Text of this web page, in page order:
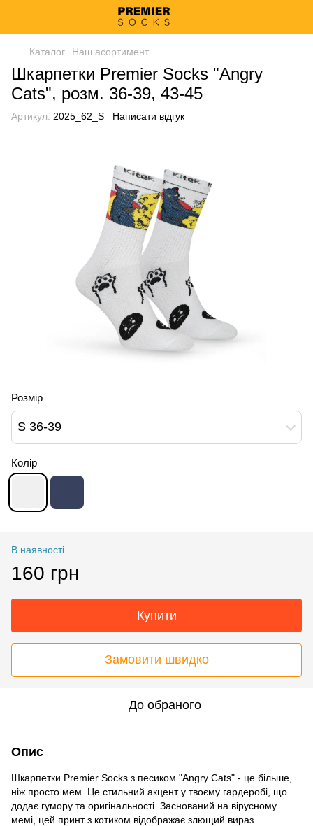
Каталог Наш асортимент
Шкарпетки Premier Socks "Angry
Cats", розм. 36-39, 43-45
Артикул: 2025_62_S Написати відгук
Розмір
S 36-39
Колір
В наявності
160 грн
Купити
Замовити швидко
До обраного
Опис
Шкарпетки Premier Socks з песиком "Angry Cats" - це більше,
ніж просто мем. Це стильний акцент у твоєму гардеробі, що
додає гумору та оригінальності. Заснований на вірусному
мемі, цей принт з котиком відображає злющий вираз